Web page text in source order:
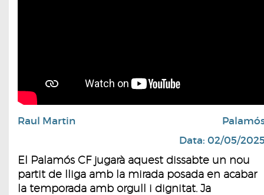
Raul Martin
Data: 02/05/
El Palamós CF jugarà aquest dissabte un nou
partit de lliga amb la mirada posada en acabar
la temporada amb orgull i dignitat. Ja